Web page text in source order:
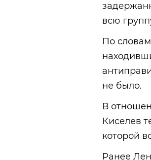
всю
По
не было.
В
Киселев
которой
Ранее